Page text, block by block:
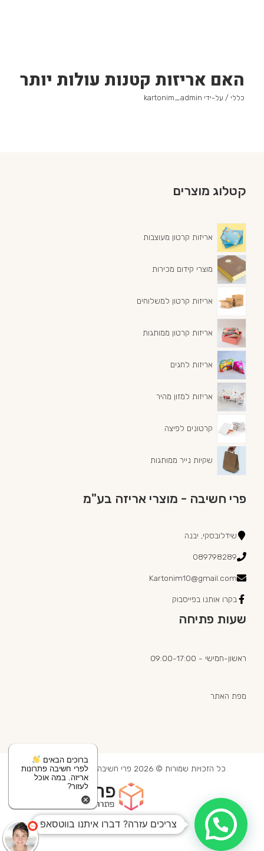
האם אריזות קטנות עולות יותר
כללי / על-ידי kartonim_admin
קטלוג מוצרים
אריזות קרטון מעוצבות
מוצרי קידום מכירות
אריזות קרטון למשלוחים
אריזות קרטון ממותגות
אריזות לחגים
אריזות למזון מהיר
קרטונים לפיצה
שקיות נייר ממותגות
פרי חשיבה - מוצרי אריזה בע"מ
שידלובסקי, יבנה
089798289
Kartonim10@gmail.com
בקרו אותנו בפייסבוק
שעות פתיחה
ראשון-חמישי - 09:00-17:00
מפת האתר
כל הזכויות שמורות © 2026 פרי חשיבה מוצרי אריזה בע"מ
צריכים עזרה? דברו איתנו בווטסאפ
ברוכים הבאים
לפרי חשיבה פתרונות
אריזה. במה אוכל
לעזור?